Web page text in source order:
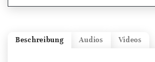
Videos
Audios
Beschreibung